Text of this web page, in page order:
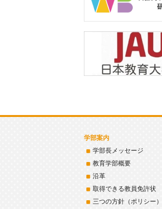
学部案内
学部長メッセージ
教育学部概要
沿革
取得できる教員免許状
三つの方針（ポリシー）